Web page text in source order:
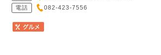
電話
082-423-7556